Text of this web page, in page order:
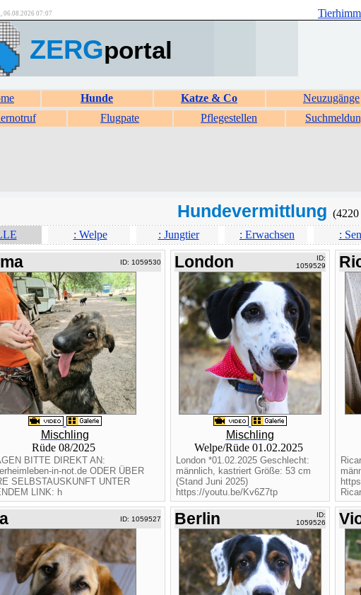
06.08.2026 07:07
ZERGportal
Hunde Katze & Co Neuzugänge
Flugpate Pflegestellen
Hundevermittlung
: Welpe : Jungtier : Erwachsen :
ID: 1059530
Mischling
Rüde 08/2025
BITTE DIREKT AN:
in-not.de ODER ÜBER
SELBSTAUSKUNFT UNTER
LINK: h
London
ID:
1059529
Mischling
Welpe/Rüde 01.02.2025
London *01.02.2025 Geschlecht:
männlich, kastriert Größe: 53 cm
(Stand Juni 2025)
https://youtu.be/Kv6Z7tp
ID: 1059527 Berlin
ID:
1059526